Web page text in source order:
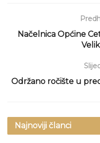
Načelnica Općine
Održano ročište u
Najnoviji članci